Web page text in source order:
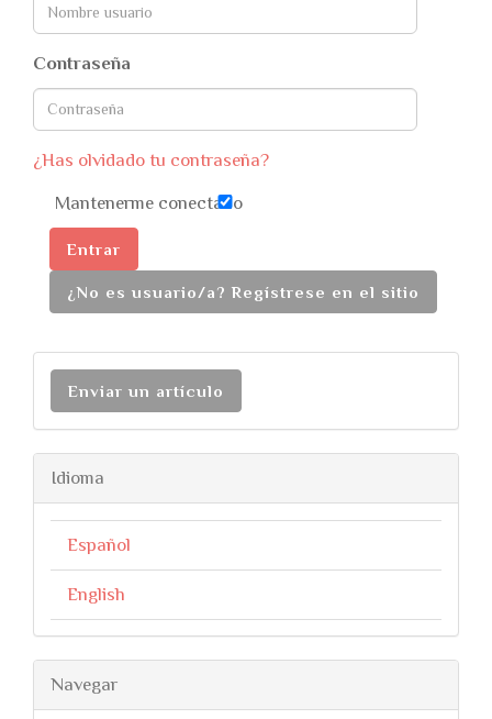
Contraseña
¿Has olvidado tu contraseña?
Mantenerme conectado
Entrar
¿No es usuario/a? Regístrese en el sitio
Enviar un artículo
Idioma
Español
English
Navegar